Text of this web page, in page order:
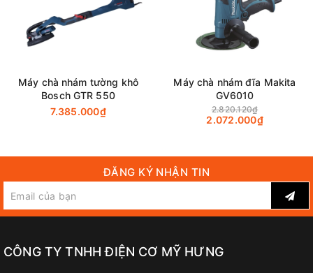
cần dài công thái học chuyên dụng
Những ưu điểm nổi bật
trần và tường, giúp thao tác mượt mà và giảm thiểu tối đa
nguy cơ làm xước hay hư hỏng bề mặt thi công.
Tính năng hút trần độc đáo:
Tính năng hút trần thông
cùng tay cầm hình chữ L tiện lợi làm giảm biến dạng kéo
căng, mang lại sự thoải mái cao cho người thợ trong suốt ca
làm việc dài.
Hiệu suất chà nhám bứt phá:Khối động cơ 550W mạnh
cao, hoàn thiện bề mặt phôi nhanh chóng ngay cả trong
Máy chà nhám tường khô
Bosch GTR 550
7.385.000₫
Máy chà nhám đĩa Makita
GV6010
2.820.120₫
2.072.000₫
ĐĂNG KÝ NHẬN TIN
CÔNG TY TNHH ĐIỆN CƠ MỸ HƯNG